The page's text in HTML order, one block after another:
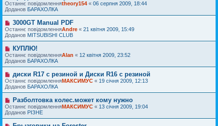
я
м
л
е
н
н
я
в
і
д
о
м
л
е
н
н
я
о
в
е
п
о
в
і
д
м
л
е
н
я
Останнє повідомленняtheory154 « 06 серпня 2009, 18:44
Доданов БАРАХОЛКА
Н
о
в
е
п
о
в
і
д
о
м
л
е
н
н
я
3000GT Manual PDF
Останнє повідомленняAndre « 21 квітня 2009, 15:49
Доданов MITSUBISHI CLUB
Н
о
в
е
о
в
і
д
м
л
е
н
КУПЛЮ!
Останнє повідомленняAlan « 12 квітня 2009, 23:52
Доданов БАРАХОЛКА
Н
о
в
е
п
о
в
і
д
диски R17 с резиной и Диски R16 с резиной
Останнє повідомленняМАКСИМУС « 19 січня 2009, 12:13
Доданов БАРАХОЛКА
Н
о
в
е
п
Разболтовка колес.может кому нужно
Останнє повідомленняМАКСИМУС « 13 січня 2009, 19:04
Доданов РІЗНЕ